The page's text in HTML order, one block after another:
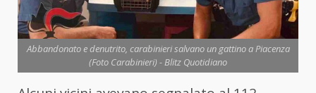
Abbandonato e denutrito, carabinieri salvano un gattino a Piacenza
(Foto Carabinieri) - Blitz Quotidiano